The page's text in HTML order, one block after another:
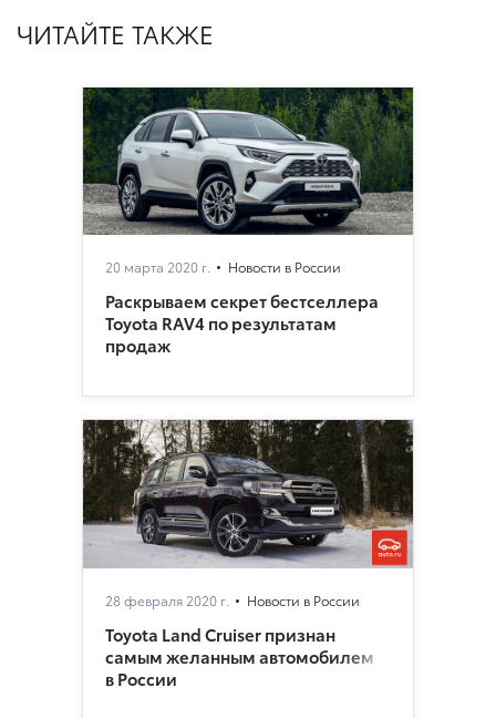
ЧИТАЙТЕ ТАКЖЕ
20 марта 2020 г. Новости в России
Раскрываем секрет бестселлера
Toyota RAV4 по результатам
продаж
28 февраля 2020 г. Новости в России
Toyota Land Cruiser признан
самым желанным автомобилем
в России